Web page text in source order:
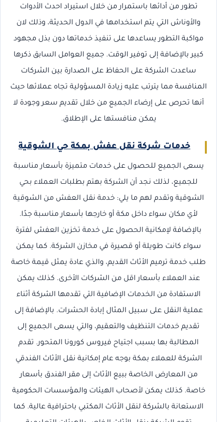
تطور من أدائها باستمرار من خلال استيراد احدث الأدوات
والأوناش التي يتم استخدامها في الدول الحديثة، وذلك لان
مواكبة التطور يساعدها على تنفيذ خدماتها دون بذل مجهود
كبير بالإضافة إلى توفير الوقت. جميع العوامل السابق ذكرها
ساعدت الشركة على الحفاظ على الصدارة بين الشركات
المنافسة مما يترتب عليه زيادة المسؤولية تجاه عملائها حيث
أنها تحرص على إرضاء الجميع من خلال تقديم سعر وجودة لا
يمكن منافستها على الإطلاق.
خدمات شركة نقل عفش بمكة حي الشوقية
يسعى الجميع للحصول على خدمات متميزة بأسعار مناسبة
للجميع، لذلك نجد أن الشركة بهتم بطلبات العملاء بحي
الشوقية وتقدم لهم ما يلي: خدمة نقل العفش من الشوقية
لأي مكان سواء داخل مكة أو خارجها بأسعار مناسبة جدًا.
بالإضافة لإمكانية الحصول على خدمة تخزين العفش لفترة
سواء كانت طويلة أو قصيرة في مخازن الشركة. كما يمكن
طلب خدمة ترميم الأثاث القديم، والذي عادة يمثل قيمة خاصة
عند العملاء بأسعار اقل من الشركات الأخرى. كذلك يمكن
الاستفادة من الخدمات الإضافية التي تقدمها الشركة أثناء
عملية النقل على سبيل المثال إبادة الحشرات. بالإضافة إلى
تقديم خدمات التنظيف والتعقيم، والتي يسعى الجميع إلى
المطالبة بها بسبب اجتياح فيروس كورونا المتحور. تقدم
الشركة للعملاء بمكة بوجه عام إمكانية نقل الأثاث الفندقي
من المعارض الخاصة ببيع الأثاث إلى مقر الفندق بأسعار
خاصة. كذلك يمكن لأصحاب الهيئات والمؤسسات الحكومية
الاستعانة بالشركة لنقل الأثاث المكتبي باحترافية عالية. كما